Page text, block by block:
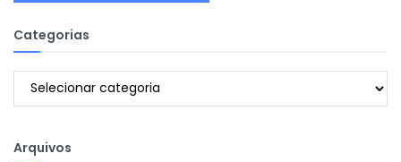
Categorias
Categorias
Arquivos